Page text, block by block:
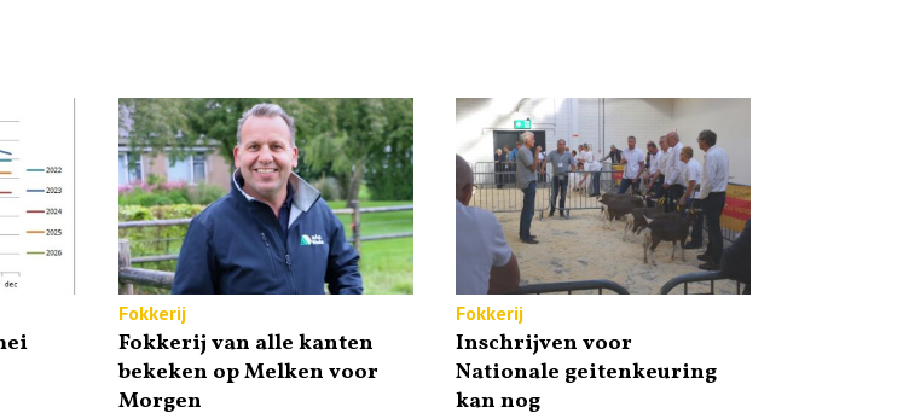
Fokkerij
Fokkerij van alle kanten
bekeken op Melken voor
Morgen
Fokkerij
Inschrijven voor
Nationale geitenkeuring
kan nog